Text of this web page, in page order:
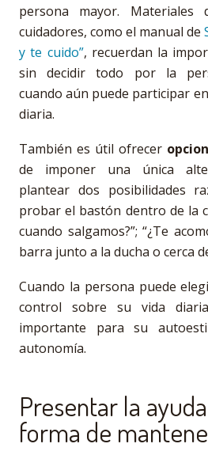
persona mayor. Materiales
cuidadores, como el manual de
y te cuido”, recuerdan la
sin decidir todo por la
cuando aún puede participar
diaria.
También es útil ofrecer
de imponer una única
plantear dos posibilidades
probar el bastón dentro de la
cuando salgamos?”; “¿Te
barra junto a la ducha o cerca
Cuando la persona puede
control sobre su vida
importante para su
autonomía.
Presentar la
forma de